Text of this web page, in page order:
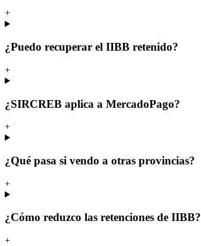
+
¿Puedo recuperar el IIBB retenido?
+
¿SIRCREB aplica a MercadoPago?
+
¿Qué pasa si vendo a otras provincias?
+
¿Cómo reduzco las retenciones de IIBB?
+